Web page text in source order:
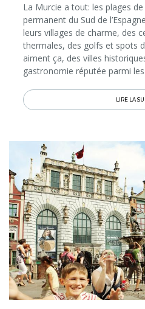
La Murcie a tout: les plages
permanent du Sud de
leurs villages de charme, des
thermales, des golfs et spots
aiment ça, des villes
gastronomie réputée parmi les
voisines...
LIRE LA